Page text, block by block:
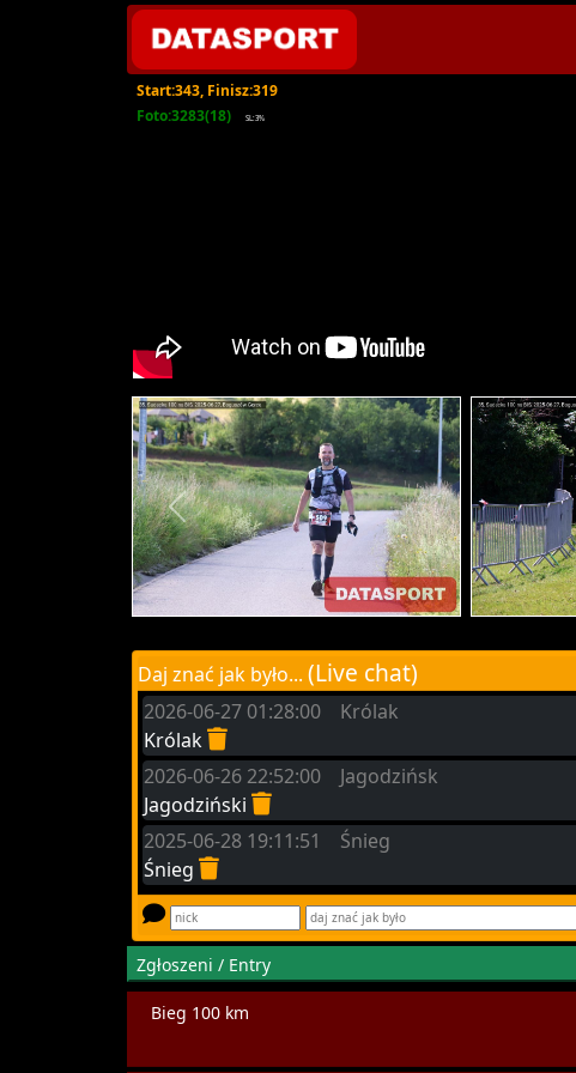
Start:343, Finisz:319
Foto:3283(18)
SL:3%
Daj znać jak było... (Live chat)
2026-06-27 01:28:00 Królak
Królak
2026-06-26 22:52:00 Jagodzińsk
Jagodziński
2025-06-28 19:11:51 Śnieg
Śnieg
Zgłoszeni / Entry
Bieg 100 km